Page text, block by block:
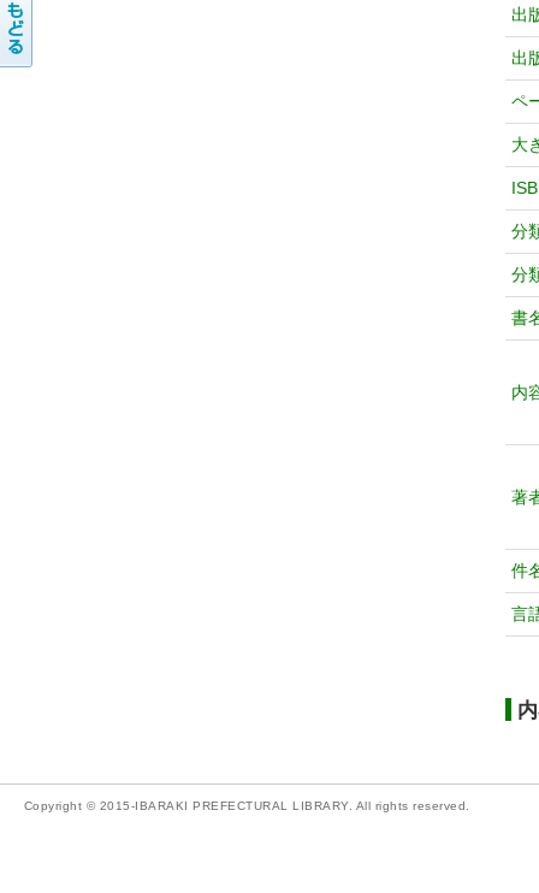
出
出
ペ
大
分
分
書
内
著
件
言
Copyright © 2015-IBARAKI PREFECTURAL LIBRARY. All rights reserved.